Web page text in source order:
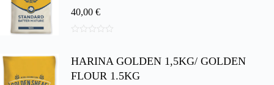
40,00 €
e
HARINA GOLDEN 1,5KG/ GOLDEN
FLOUR 1.5KG